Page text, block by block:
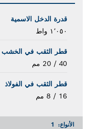
قدرة الدخل الاسمية
١٬٠٥٠ واط
قطر الثقب في الخشب
40 / 20 مم
قطر الثقب في الفولاذ
16 / 8 مم
الأنواع: 1